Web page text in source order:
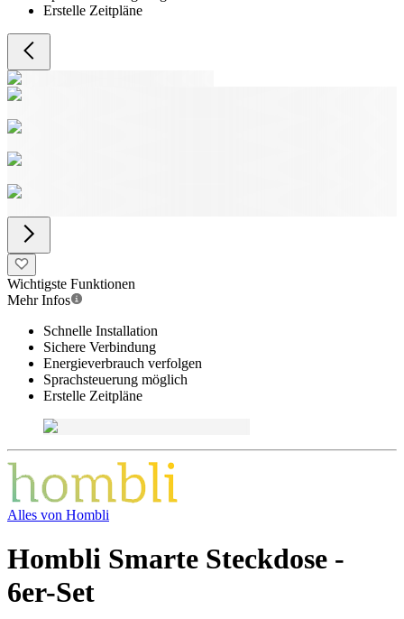
Erstelle Zeitpläne
Wichtigste Funktionen
Mehr Infos
Schnelle Installation
Sichere Verbindung
Energieverbrauch verfolgen
Sprachsteuerung möglich
Erstelle Zeitpläne
Alles von Hombli
Hombli Smarte Steckdose -
6er-Set